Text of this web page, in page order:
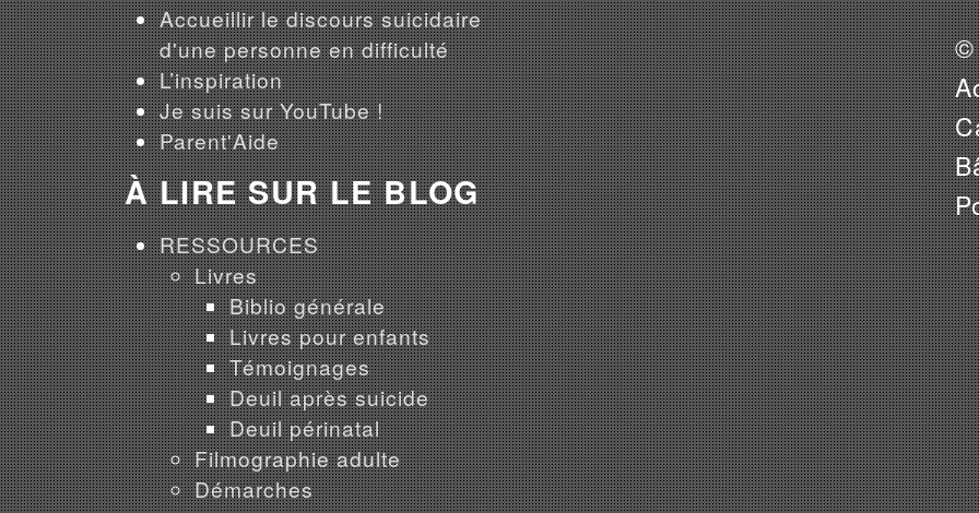
Accueillir le discours suicidaire
d'une personne en difficulté
L’inspiration
Je suis sur YouTube !
Parent'Aide
À LIRE SUR LE BLOG
RESSOURCES
Livres
Biblio générale
Livres pour enfants
Témoignages
Deuil après suicide
Deuil périnatal
Filmographie adulte
Démarches
©